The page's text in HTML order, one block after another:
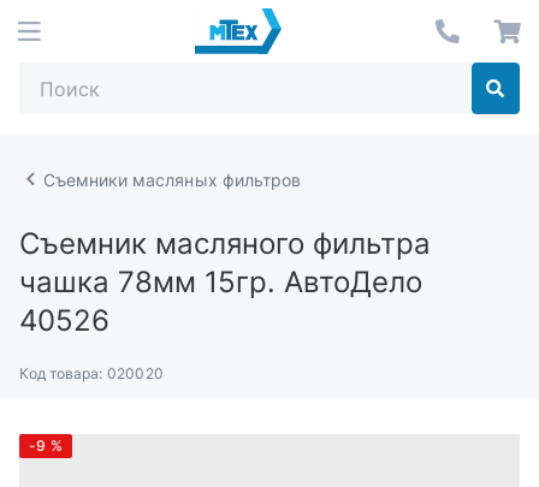
Съемники масляных фильтров
Съемник масляного фильтра
чашка 78мм 15гр. АвтоДело
40526
Код товара: 020020
-9 %